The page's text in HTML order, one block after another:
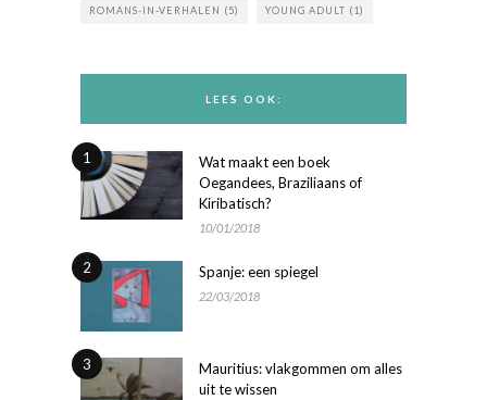
ROMANS-IN-VERHALEN (5) YOUNG ADULT (1)
LEES OOK:
1
Wat maakt een boek
Oegandees, Braziliaans of
Kiribatisch?
10/01/2018
2 Spanje: een spiegel
22/03/2018
3
Mauritius: vlakgommen om alles
uit te wissen